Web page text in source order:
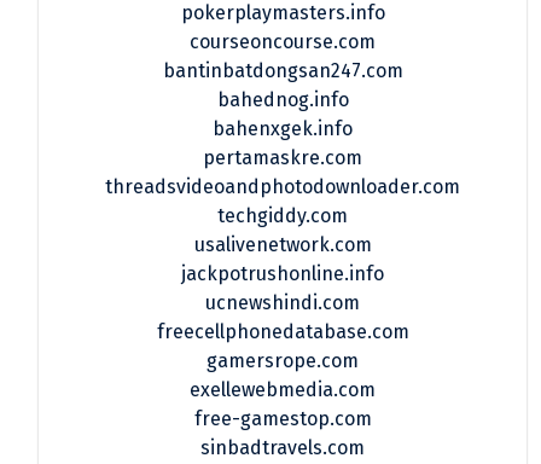
pokerplaymasters.info
courseoncourse.com
bantinbatdongsan247.com
bahednog.info
bahenxgek.info
pertamaskre.com
threadsvideoandphotodownloader.com
techgiddy.com
usalivenetwork.com
jackpotrushonline.info
ucnewshindi.com
freecellphonedatabase.com
gamersrope.com
exellewebmedia.com
free-gamestop.com
sinbadtravels.com